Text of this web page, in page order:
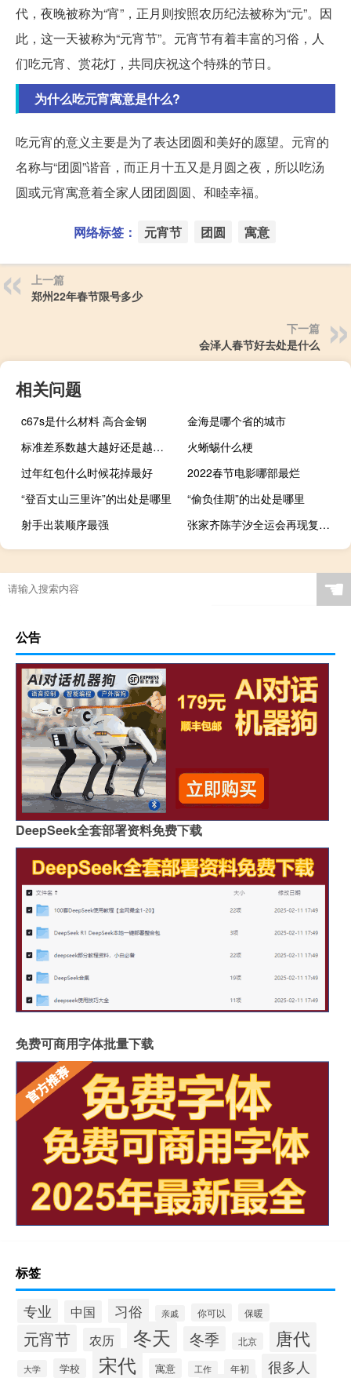
代，夜晚被称为“宵”，正月则按照农历纪法被称为“元”。因
此，这一天被称为“元宵节”。元宵节有着丰富的习俗，人
们吃元宵、赏花灯，共同庆祝这个特殊的节日。
为什么吃元宵寓意是什么?
吃元宵的意义主要是为了表达团圆和美好的愿望。元宵的
名称与“团圆”谐音，而正月十五又是月圆之夜，所以吃汤
圆或元宵寓意着全家人团团圆圆、和睦幸福。
网络标签： 元宵节 团圆 寓意
上一篇
郑州22年春节限号多少
下一篇
会泽人春节好去处是什么
相关问题
c67s是什么材料 高合金钢
金海是哪个省的城市
标准差系数越大越好还是越小越好
火蜥蜴什么梗
过年红包什么时候花掉最好
2022春节电影哪部最烂
“登百丈山三里许”的出处是哪里
“偷负佳期”的出处是哪里
射手出装顺序最强
张家齐陈芋汐全运会再现复制粘贴 奇袭组合太有默契了
☚
公告
DeepSeek全套部署资料免费下载
免费可商用字体批量下载
标签
专业 中国 习俗 亲戚 你可以 保暖
元宵节 农历 冬天 冬季 北京 唐代
大学 学校 宋代 寓意 工作 年初 很多人